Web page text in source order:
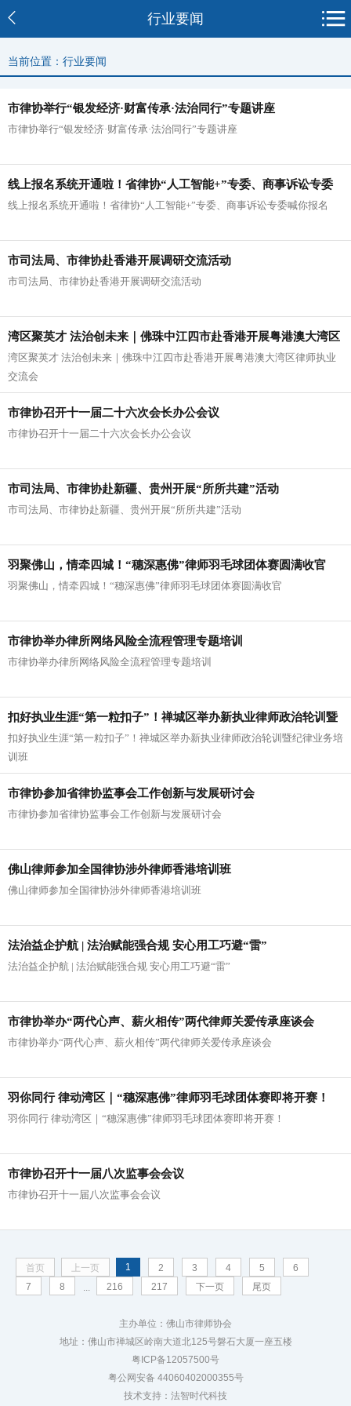
行业要闻
当前位置：行业要闻
市律协举行“银发经济·财富传承·法治同行”专题讲座
市律协举行“银发经济·财富传承·法治同行”专题讲座
线上报名系统开通啦！省律协“人工智能+”专委、商事诉讼专委
喊你报名
线上报名系统开通啦！省律协“人工智能+”专委、商事诉讼专委喊你报名
市司法局、市律协赴香港开展调研交流活动
市司法局、市律协赴香港开展调研交流活动
湾区聚英才 法治创未来｜佛珠中江四市赴香港开展粤港澳大湾区
律师执业交流会
湾区聚英才 法治创未来｜佛珠中江四市赴香港开展粤港澳大湾区律师执业
交流会
市律协召开十一届二十六次会长办公会议
市律协召开十一届二十六次会长办公会议
市司法局、市律协赴新疆、贵州开展“所所共建”活动
市司法局、市律协赴新疆、贵州开展“所所共建”活动
羽聚佛山，情牵四城！“穗深惠佛”律师羽毛球团体赛圆满收官
羽聚佛山，情牵四城！“穗深惠佛”律师羽毛球团体赛圆满收官
市律协举办律所网络风险全流程管理专题培训
市律协举办律所网络风险全流程管理专题培训
扣好执业生涯“第一粒扣子”！禅城区举办新执业律师政治轮训暨
纪律业务培训班
扣好执业生涯“第一粒扣子”！禅城区举办新执业律师政治轮训暨纪律业务培
训班
市律协参加省律协监事会工作创新与发展研讨会
市律协参加省律协监事会工作创新与发展研讨会
佛山律师参加全国律协涉外律师香港培训班
佛山律师参加全国律协涉外律师香港培训班
法治益企护航 | 法治赋能强合规 安心用工巧避“雷”
法治益企护航 | 法治赋能强合规 安心用工巧避“雷”
市律协举办“两代心声、薪火相传”两代律师关爱传承座谈会
市律协举办“两代心声、薪火相传”两代律师关爱传承座谈会
羽你同行 律动湾区｜“穗深惠佛”律师羽毛球团体赛即将开赛！
羽你同行 律动湾区｜“穗深惠佛”律师羽毛球团体赛即将开赛！
市律协召开十一届八次监事会会议
市律协召开十一届八次监事会会议
首页 上一页 1 2 3 4 5
6
7
8 ... 216 217 下一页 尾页
主办单位：佛山市律师协会
地址：佛山市禅城区岭南大道北125号磐石大厦一座五楼
粤ICP备12057500号
粤公网安备 44060402000355号
技术支持：法智时代科技